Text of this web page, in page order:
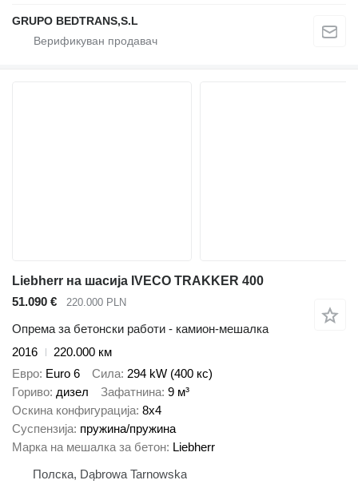
GRUPO BEDTRANS,S.L
Liebherr на шасија IVECO TRAKKER 400
51.090 €
220.000 PLN
Опрема за бетонски работи - камион-мешалка
2016
220.000 км
Евро Euro 6 Сила 294 kW (400 кс)
Гориво дизел Зафатнина 9 м³
Оскина конфигурација 8x4
Суспензија пружина/пружина
Марка на мешалка за бетон Liebherr
Полска, Dąbrowa Tarnowska